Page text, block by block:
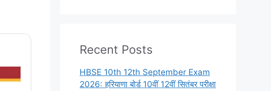
Recent Posts
HBSE 10th 12th September Exam
2026: हरियाणा बोर्ड 10वीं 12वीं सितंबर परीक्षा